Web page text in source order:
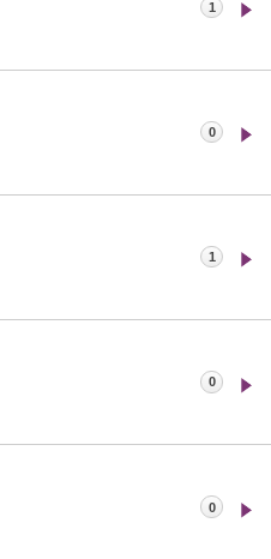
1
0
1
0
0